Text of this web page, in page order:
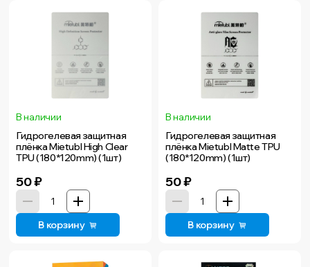
В наличии
Гидрогелевая защитная
плёнка Mietubl High Clear
TPU (180*120mm) (1шт)
50₽
В корзину
В наличии
Гидрогелевая защитная
плёнка Mietubl Matte TPU
(180*120mm) (1шт)
50₽
В корзину